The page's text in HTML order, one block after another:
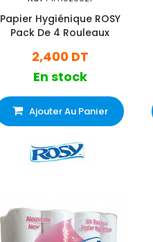
Papier Hygiénique ROSY
Pack De 4 Rouleaux
2,400 DT
En stock
Ajouter Au Panier